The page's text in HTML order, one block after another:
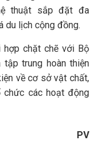
thuật sắp đặt đa
du lịch cộng đồng.
hợp chặt chẽ với Bộ
trung hoàn thiện
về cơ sở vật chất,
chức các hoạt động
PV